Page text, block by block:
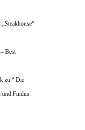
Best
zu “ Die
und Findus